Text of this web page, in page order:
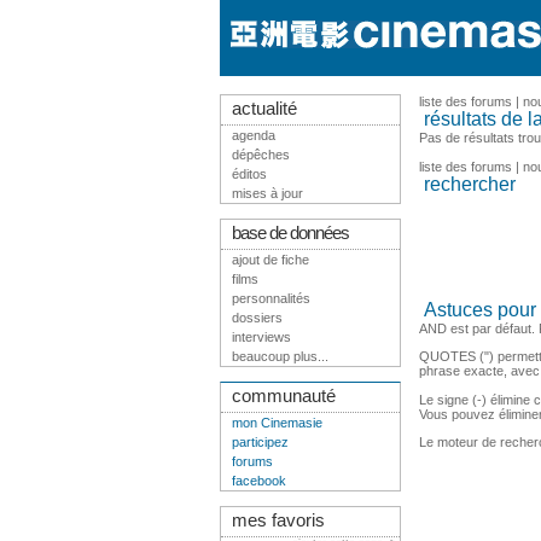
liste des forums |
résultats de
Pas de résultats
liste des forums |
rechercher
Astuces
AND est par défaut.
QUOTES (")
phrase exacte, avec
Le signe (-) élimine
Vous pouvez
Le moteur de
actualité
agenda
dépêches
éditos
mises à jour
base de données
ajout de fiche
films
personnalités
dossiers
interviews
beaucoup plus...
communauté
mon Cinemasie
participez
forums
facebook
mes favoris